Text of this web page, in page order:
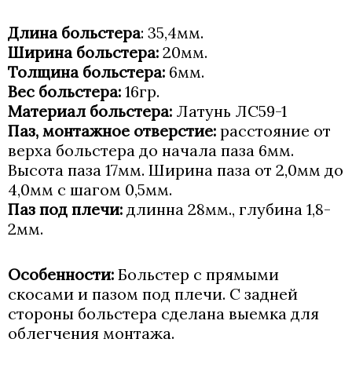
Длина больстера: 35,4мм.
Ширина больстера: 20мм.
Толщина больстера: 6мм.
Вес больстера: 16гр.
Материал больстера: Латунь ЛС59-1
Паз, монтажное отверстие: расстояние от
верха больстера до начала паза 6мм.
Высота паза 17мм. Ширина паза от 2,0мм до
4,0мм с шагом 0,5мм.
Паз под плечи: длинна 28мм., глубина 1,8-
2мм.
Особенности: Больстер с прямыми
скосами и пазом под плечи. С задней
стороны больстера сделана выемка для
облегчения монтажа.